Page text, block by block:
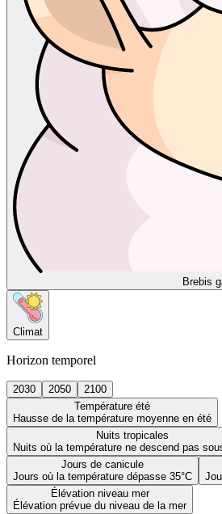
Brebis
Climat
Horizon temporel
2030 2050
2100
Température été
Hausse de la température moyenne en été
Nuits tropicales
Nuits où la température ne descend pas
Jours de canicule
Jours où la température dépasse 35°C
Élévation niveau mer
Élévation prévue du niveau de la mer